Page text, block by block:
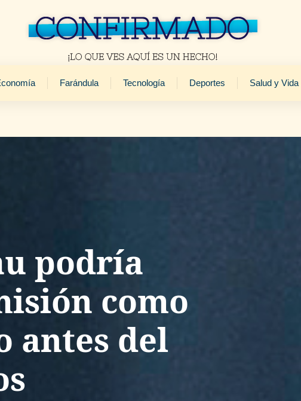
Farándula Tecnología Deportes Salud y Vida
podría
como
antes del